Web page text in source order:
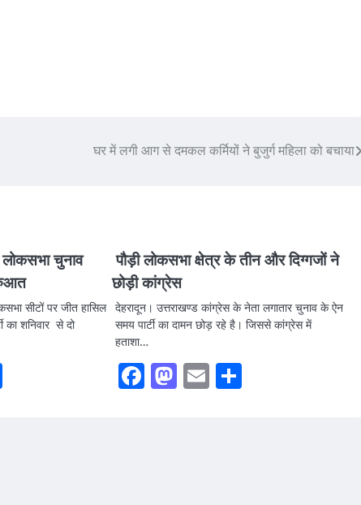
घर में लगी आग से दमकल कर्मियों ने बुजुर्ग महिला को बचाया
लोकसभा चुनाव
सीटों पर जीत हासिल
का शनिवार से दो
पौड़ी लोकसभा क्षेत्र के तीन और दिग्गजों ने
छोड़ी कांग्रेस
देहरादून। उत्तराखण्ड कांग्रेस के नेता लगातार चुनाव के ऐन
समय पार्टी का दामन छोड़ रहे है। जिससे कांग्रेस में
हताशा…
Facebook
Mastodon
Email